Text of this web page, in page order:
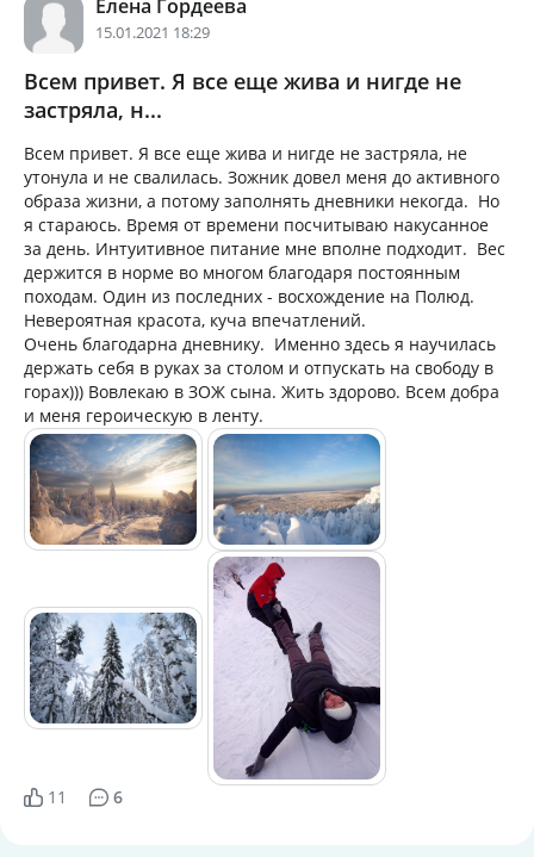
Елена Гордеева
15.01.2021 18:29
Всем привет. Я все еще жива и нигде не
застряла, н...
Всем привет. Я все еще жива и нигде не застряла, не
утонула и не свалилась. Зожник довел меня до активного
образа жизни, а потому заполнять дневники некогда. Но
я стараюсь. Время от времени посчитываю накусанное
за день. Интуитивное питание мне вполне подходит. Вес
держится в норме во многом благодаря постоянным
походам. Один из последних - восхождение на Полюд.
Невероятная красота, куча впечатлений.
Очень благодарна дневнику. Именно здесь я научилась
держать себя в руках за столом и отпускать на свободу в
горах))) Вовлекаю в ЗОЖ сына. Жить здорово. Всем добра
и меня героическую в ленту.
11 6